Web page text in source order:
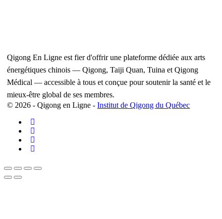
Qigong En Ligne est fier d'offrir une plateforme dédiée aux arts
énergétiques chinois — Qigong, Taiji Quan, Tuina et Qigong
Médical — accessible à tous et conçue pour soutenir la santé et le
mieux-être global de ses membres.
© 2026 - Qigong en Ligne -Institut de Qigong du Québec